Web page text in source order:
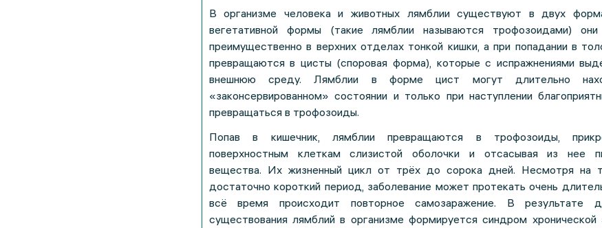
В организме человека и животных лямблии существуют в двух
вегетативной формы (такие лямблии называются трофозоидами) они
преимущественно в верхних отделах тонкой кишки, а при попадании в
превращаются в цисты (споровая форма), которые с испражнениями
внешнюю среду. Лямблии в форме цист могут длительно
«законсервированном» состоянии и только при наступлении
превращаться в трофозоиды.
Попав в кишечник, лямблии превращаются в трофозоиды,
поверхностным клеткам слизистой оболочки и отсасывая из нее
вещества. Их жизненный цикл от трёх до сорока дней. Несмотря на
достаточно короткий период, заболевание может протекать очень
всё время происходит повторное самозаражение. В результате
существования лямблий в организме формируется синдром хронической